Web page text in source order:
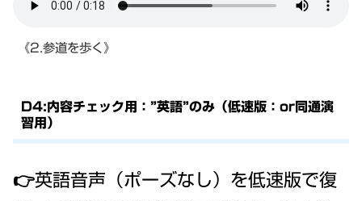
《2.参道を歩く》
D4:内容チェック用：”英語”のみ（低速版：or同通演
習用）
👉英語音声（ポーズなし）を低速版で復